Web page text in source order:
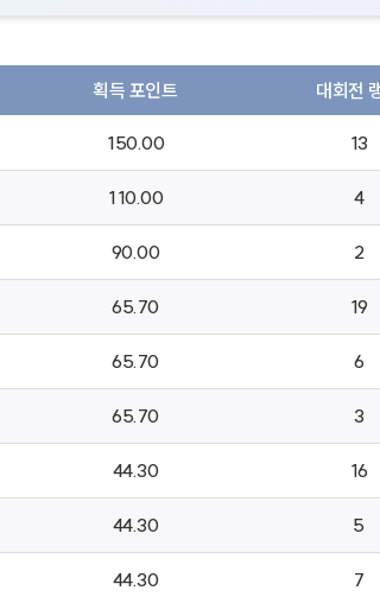
획득 포인트 대회전
150.00 13
110.00 4
90.00 2
65.70 19
65.70 6
65.70 3
44.30 16
44.30 5
44.30 7